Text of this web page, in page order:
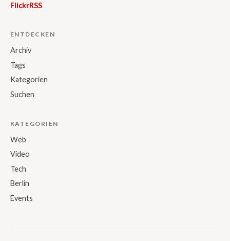
FlickrRSS
ENTDECKEN
Archiv
Tags
Kategorien
Suchen
KATEGORIEN
Web
Video
Tech
Berlin
Events